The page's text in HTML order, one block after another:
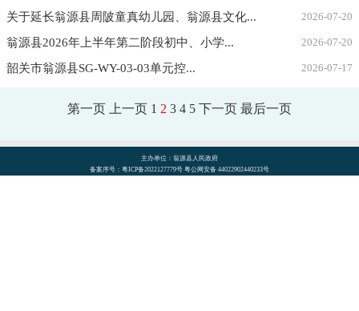
2026-07-20
关于延长翁源县周陂童真幼儿园、翁源县文化...
2026-07-20
翁源县2026年上半年第二阶段初中、小学...
2026-07-17
韶关市翁源县SG-WY-03-03单元控...
第一页 上一页 1 2 3 4 5 下一页 最后一页
主办单位：翁源县人民政府
备案序号：粤ICP备2022127779号 粤公网安备 44022902440233号